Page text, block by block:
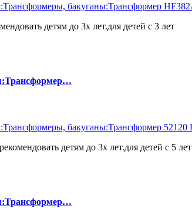
детям до 3х лет.для детей с 3 лет
детям до 3х лет.для детей с 5 лет